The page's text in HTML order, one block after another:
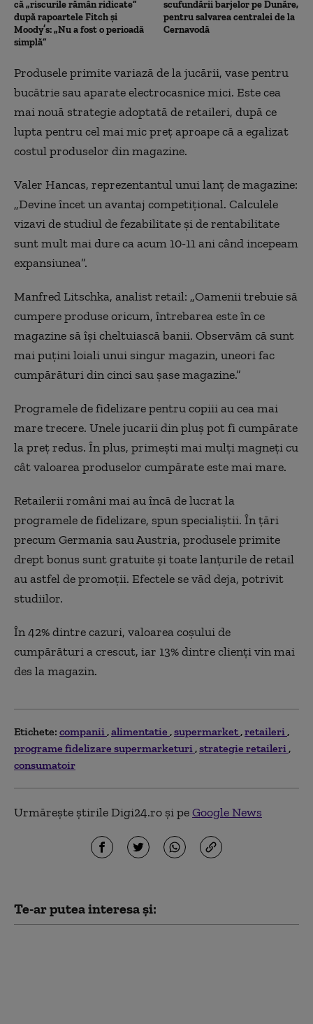
că „riscurile rămân ridicate”
după rapoartele Fitch și
Moody’s: „Nu a fost o perioadă
simplă”
scufundării barjelor pe Dunăre,
pentru salvarea centralei de la
Cernavodă
Produsele primite variază de la jucării, vase pentru
bucătrie sau aparate electrocasnice mici. Este cea
mai nouă strategie adoptată de retaileri, după ce
lupta pentru cel mai mic preţ aproape că a egalizat
costul produselor din magazine.
Valer Hancas, reprezentantul unui lanţ de magazine:
„Devine încet un avantaj competiţional. Calculele
vizavi de studiul de fezabilitate şi de rentabilitate
sunt mult mai dure ca acum 10-11 ani când incepeam
expansiunea”.
Manfred Litschka, analist retail: „Oamenii trebuie să
cumpere produse oricum, întrebarea este în ce
magazine să îşi cheltuiască banii. Observăm că sunt
mai puţini loiali unui singur magazin, uneori fac
cumpărături din cinci sau şase magazine.”
Programele de fidelizare pentru copiii au cea mai
mare trecere. Unele jucarii din pluş pot fi cumpărate
la preţ redus. În plus, primeşti mai mulţi magneţi cu
cât valoarea produselor cumpărate este mai mare.
Retailerii români mai au încă de lucrat la
programele de fidelizare, spun specialiştii. În ţări
precum Germania sau Austria, produsele primite
drept bonus sunt gratuite şi toate lanţurile de retail
au astfel de promoţii. Efectele se văd deja, potrivit
studiilor.
În 42% dintre cazuri, valoarea coșului de
cumpărături a crescut, iar 13% dintre clienţi vin mai
des la magazin.
Etichete: companii alimentatie supermarket retaileri
programe fidelizare supermarketuri strategie retaileri
consumatoir
Urmărește știrile Digi24.ro și peGoogle News
Te-ar putea interesa și: